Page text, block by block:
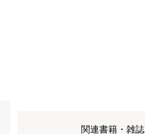
関連書籍・雑誌